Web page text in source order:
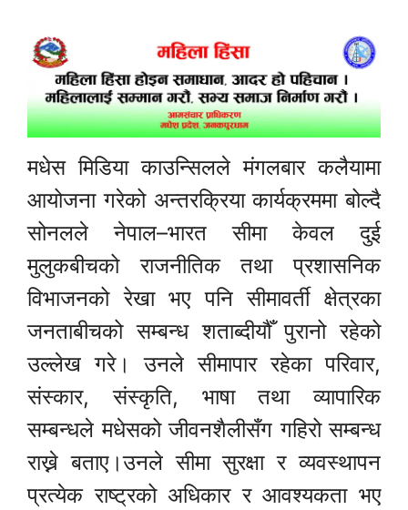
मधेस मिडिया काउन्सिलले मंगलबार कलैयामा
आयोजना गरेको अन्तरक्रिया कार्यक्रममा बोल्दै
सोनलले नेपाल–भारत सीमा केवल दुई
मुलुकबीचको राजनीतिक तथा प्रशासनिक
विभाजनको रेखा भए पनि सीमावर्ती क्षेत्रका
जनताबीचको सम्बन्ध शताब्दीयौँ पुरानो रहेको
उल्लेख गरे। उनले सीमापार रहेका परिवार,
संस्कार, संस्कृति, भाषा तथा व्यापारिक
सम्बन्धले मधेसको जीवनशैलीसँग गहिरो सम्बन्ध
राख्ने बताए।उनले सीमा सुरक्षा र व्यवस्थापन
प्रत्येक राष्ट्रको अधिकार र आवश्यकता भए